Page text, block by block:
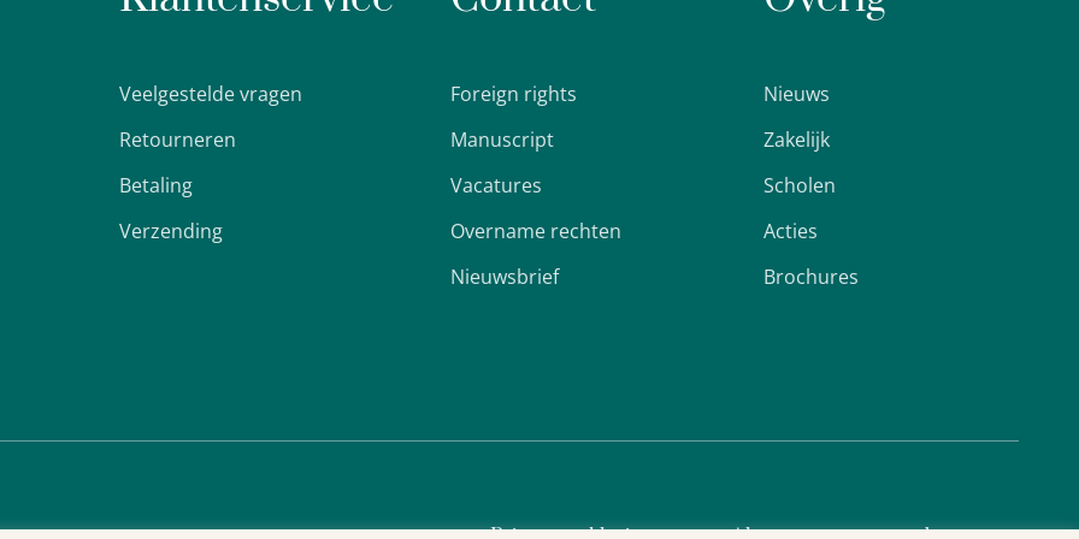
Veelgestelde vragen
Retourneren
Betaling
Verzending
Foreign rights
Manuscript
Vacatures
Overname rechten
Nieuwsbrief
Nieuws
Zakelijk
Scholen
Acties
Brochures